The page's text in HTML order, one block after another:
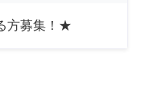
方募集！★